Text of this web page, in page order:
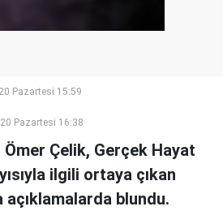
Pazartesi 15:59
Pazartesi 16:38
Çelik, Gerçek Hayat
ilgili ortaya çıkan
blundu.